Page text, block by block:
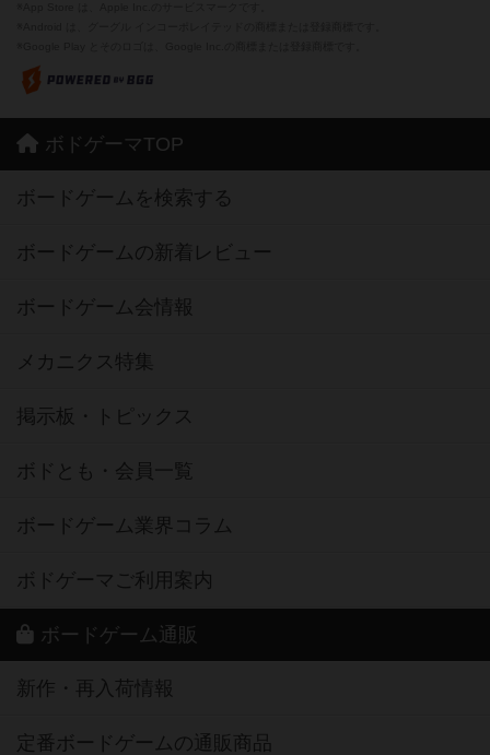
ボドゲーマTOP
ボードゲームを検索する
ボードゲームの新着レビュー
ボードゲーム会情報
メカニクス特集
掲示板・トピックス
ボドとも・会員一覧
ボードゲーム業界コラム
ボドゲーマご利用案内
ボードゲーム通販
新作・再入荷情報
定番ボードゲームの通販商品